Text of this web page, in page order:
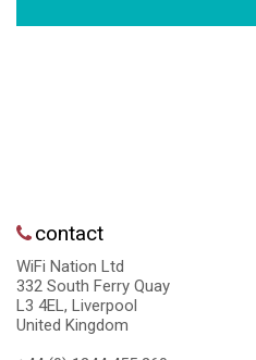
contact
WiFi Nation Ltd
332 South Ferry Quay
L3 4EL, Liverpool
United Kingdom